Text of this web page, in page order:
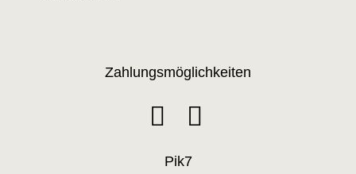
Zahlungsmöglichkeiten
Pik7